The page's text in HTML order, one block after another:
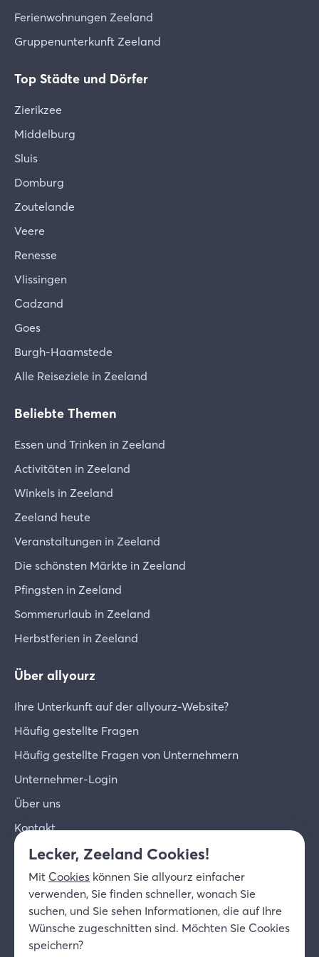
Wann erhalte ich die Kaution zurück?
Wir überweisen die Kaution schnellstmöglich und
Abreise auf Ihr Bankkonto.
Ferienwohnungen Zeeland
Gruppenunterkunft Zeeland
Top Städte und Dörfer
Zierikzee
Middelburg
Sluis
Domburg
Zoutelande
Veere
Renesse
Vlissingen
Cadzand
Goes
Burgh-Haamstede
Alle Reiseziele in Zeeland
Beliebte Themen
Essen und Trinken in Zeeland
Activitäten in Zeeland
Winkels in Zeeland
Zeeland heute
Veranstaltungen in Zeeland
Die schönsten Märkte in Zeeland
Pfingsten in Zeeland
Sommerurlaub in Zeeland
Herbstferien in Zeeland
Über allyourz
Ihre Unterkunft auf der allyourz-Website?
Häufig gestellte Fragen
Häufig gestellte Fragen von Unternehmern
Unternehmer-Login
Über uns
Kontakt
© 2026 allyourz b.v.
Datenschutzrichtlinie
Cookies
Haftungsausschluss
DE
Lecker, Zeeland Cookies!
Mit Cookies können Sie allyourz einfacher
verwenden, Sie finden schneller, wonach Sie
suchen, und Sie sehen Informationen, die auf Ihre
Wünsche zugeschnitten sind. Möchten Sie Cookies
speichern?